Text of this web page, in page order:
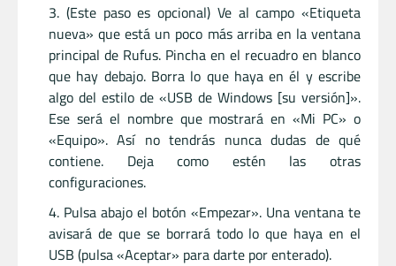
(Este paso es opcional) Ve al campo «Etiqueta
nueva» que está un poco más arriba en la ventana
principal de Rufus. Pincha en el recuadro en blanco
que hay debajo. Borra lo que haya en él y escribe
algo del estilo de «USB de Windows [su versión]».
Ese será el nombre que mostrará en «Mi PC» o
«Equipo». Así no tendrás nunca dudas de qué
contiene. Deja como estén las otras
configuraciones.
Pulsa abajo el botón «Empezar». Una ventana te
avisará de que se borrará todo lo que haya en el
USB (pulsa «Aceptar» para darte por enterado).